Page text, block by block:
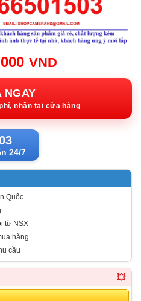
VND
hiện
NGAY
nhận tại cửa hàng
24/7
Quốc
từ NSX
hàng
cầu
💥